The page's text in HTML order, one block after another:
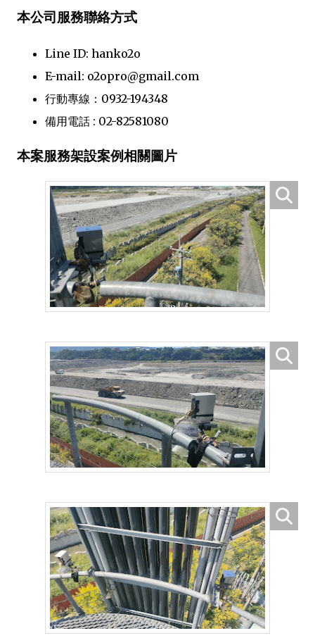
本公司服務聯絡方式
Line ID: hanko2o
E-mail: o2opro@gmail.com
行動專線：0932-194348
備用電話 : 02-82581080
本案服務架設案例相關圖片